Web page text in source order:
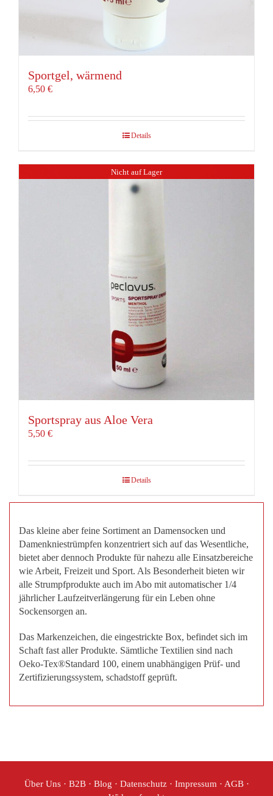
Sportgel, wärmend
6,50 €
Details
Nicht auf Lager
Sportspray aus Aloe Vera
5,50 €
Details
Das kleine aber feine Sortiment an Damensocken und
Damenkniestrümpfen konzentriert sich auf das Wesentliche,
bietet aber dennoch Produkte für nahezu alle Einsatzbereiche
wie Arbeit, Freizeit und Sport. Als Besonderheit bieten wir
alle Strumpfprodukte auch im Abo mit automatischer 1/4
jährlicher Laufzeitverlängerung für ein Leben ohne
Sockensorgen an.
Das Markenzeichen, die eingestrickte Box, befindet sich im
Schaft fast aller Produkte. Sämtliche Textilien sind nach
Oeko-Tex®Standard 100, einem unabhängigen Prüf- und
Zertifizierungssystem, schadstoff geprüft.
Über Uns· B2B· Blog · Datenschutz· Impressum · AGB·